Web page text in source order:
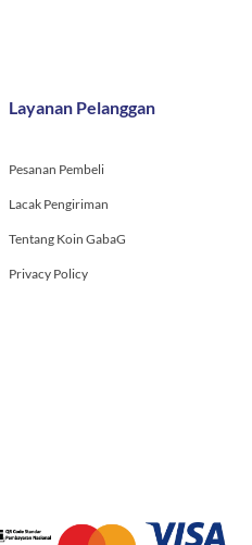
Layanan Pelanggan
Pesanan Pembeli
Lacak Pengiriman
Tentang Koin GabaG
Privacy Policy